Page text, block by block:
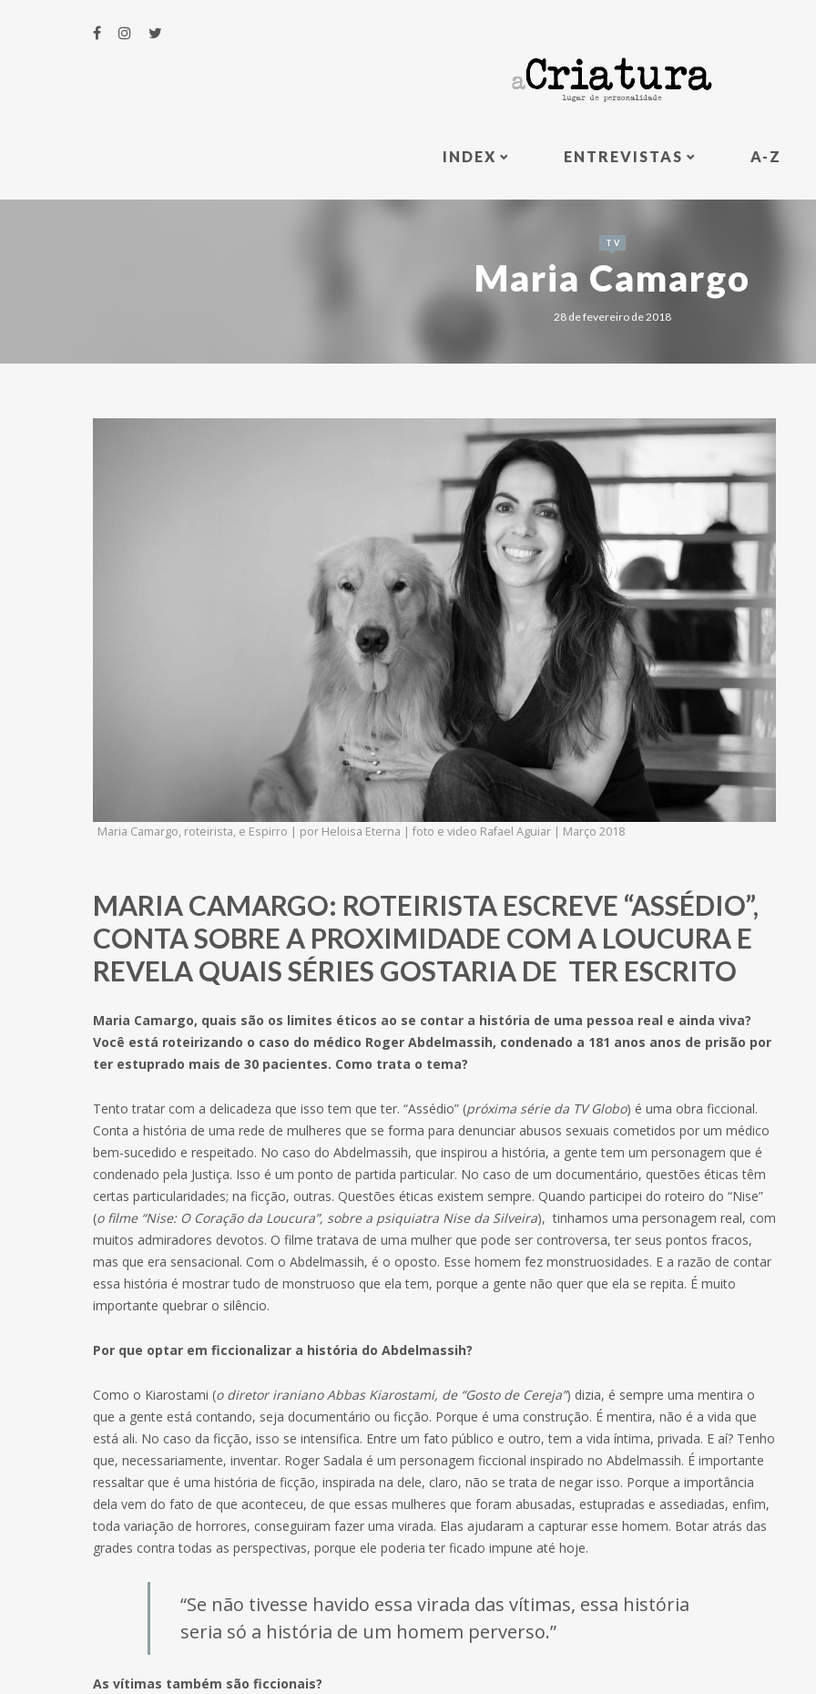
INDEX ENTREVISTAS A-Z
TV
Maria Camargo
28 de fevereiro de 2018
Maria Camargo, roteirista, e Espirro | por Heloisa Eterna | foto e video Rafael Aguiar | Março 2018
MARIA CAMARGO: ROTEIRISTA ESCREVE “ASSÉDIO”,
CONTA SOBRE A PROXIMIDADE COM A LOUCURA E
REVELA QUAIS SÉRIES GOSTARIA DE TER ESCRITO
Maria Camargo, quais são os limites éticos ao se contar a história de uma pessoa real e ainda viva?
Você está roteirizando o caso do médico Roger Abdelmassih, condenado a 181 anos anos de prisão por
ter estuprado mais de 30 pacientes. Como trata o tema?
Tento tratar com a delicadeza que isso tem que ter. “Assédio” (próxima série da TV Globo) é uma obra ficcional.
Conta a história de uma rede de mulheres que se forma para denunciar abusos sexuais cometidos por um médico
bem-sucedido e respeitado. No caso do Abdelmassih, que inspirou a história, a gente tem um personagem que é
condenado pela Justiça. Isso é um ponto de partida particular. No caso de um documentário, questões éticas têm
certas particularidades; na ficção, outras. Questões éticas existem sempre. Quando participei do roteiro do “Nise”
(o filme “Nise: O Coração da Loucura”, sobre a psiquiatra Nise da Silveira), tinhamos uma personagem real, com
muitos admiradores devotos. O filme tratava de uma mulher que pode ser controversa, ter seus pontos fracos,
mas que era sensacional. Com o Abdelmassih, é o oposto. Esse homem fez monstruosidades. E a razão de contar
essa história é mostrar tudo de monstruoso que ela tem, porque a gente não quer que ela se repita. É muito
importante quebrar o silêncio.
Por que optar em ficcionalizar a história do Abdelmassih?
Como o Kiarostami (o diretor iraniano Abbas Kiarostami, de “Gosto de Cereja”) dizia, é sempre uma mentira o
que a gente está contando, seja documentário ou ficção. Porque é uma construção. É mentira, não é a vida que
está ali. No caso da ficção, isso se intensifica. Entre um fato público e outro, tem a vida íntima, privada. E aí? Tenho
que, necessariamente, inventar. Roger Sadala é um personagem ficcional inspirado no Abdelmassih. É importante
ressaltar que é uma história de ficção, inspirada na dele, claro, não se trata de negar isso. Porque a importância
dela vem do fato de que aconteceu, de que essas mulheres que foram abusadas, estupradas e assediadas, enfim,
toda variação de horrores, conseguiram fazer uma virada. Elas ajudaram a capturar esse homem. Botar atrás das
grades contra todas as perspectivas, porque ele poderia ter ficado impune até hoje.
“Se não tivesse havido essa virada das vítimas, essa história
seria só a história de um homem perverso.”
As vítimas também são ficcionais?